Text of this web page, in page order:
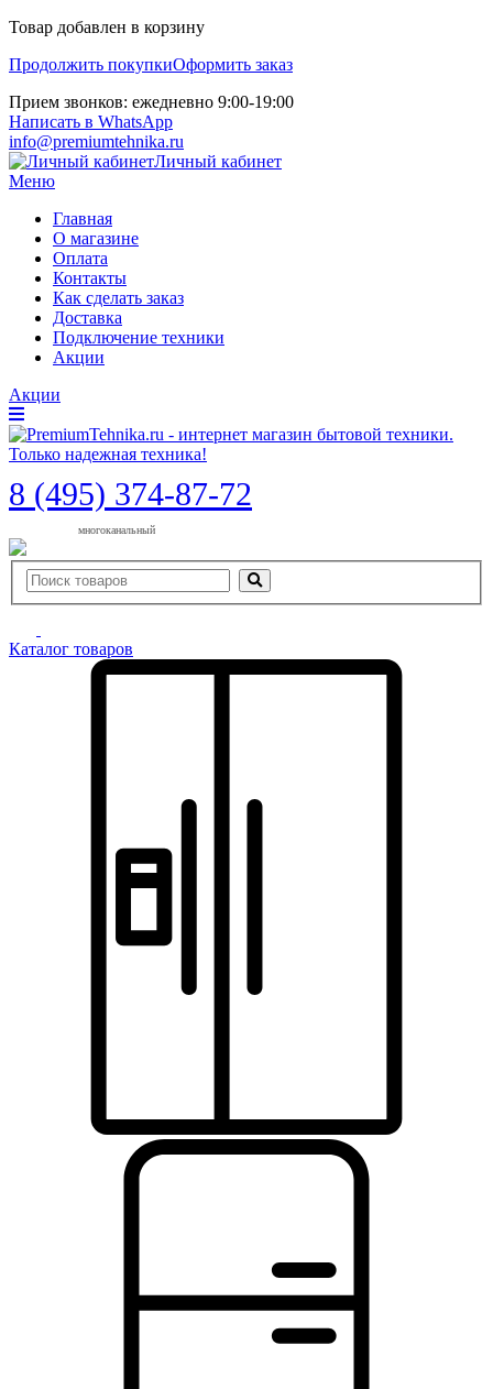
Товар добавлен в корзину
Продолжить покупкиОформить заказ
Прием звонков: ежедневно 9:00-19:00
Написать в WhatsApp
info@premiumtehnika.ru
Личный кабинет
Меню
Главная
О магазине
Оплата
Контакты
Как сделать заказ
Доставка
Подключение техники
Акции
Акции
8 (495) 374-87-72
многоканальный
Каталог товаров